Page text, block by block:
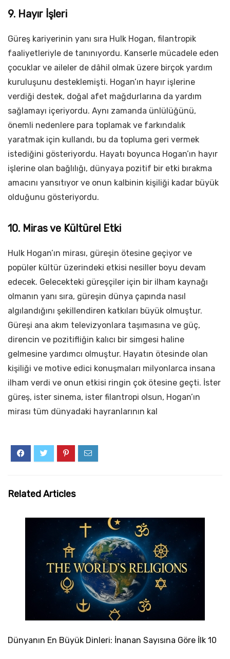
9. Hayır İşleri
Güreş kariyerinin yanı sıra Hulk Hogan, filantropik
faaliyetleriyle de tanınıyordu. Kanserle mücadele eden
çocuklar ve aileler de dâhil olmak üzere birçok yardım
kuruluşunu desteklemişti. Hogan’ın hayır işlerine
verdiği destek, doğal afet mağdurlarına da yardım
sağlamayı içeriyordu. Aynı zamanda ünlülüğünü,
önemli nedenlere para toplamak ve farkındalık
yaratmak için kullandı, bu da topluma geri vermek
istediğini gösteriyordu. Hayatı boyunca Hogan’ın hayır
işlerine olan bağlılığı, dünyaya pozitif bir etki bırakma
amacını yansıtıyor ve onun kalbinin kişiliği kadar büyük
olduğunu gösteriyordu.
10. Miras ve Kültürel Etki
Hulk Hogan’ın mirası, güreşin ötesine geçiyor ve
popüler kültür üzerindeki etkisi nesiller boyu devam
edecek. Gelecekteki güreşçiler için bir ilham kaynağı
olmanın yanı sıra, güreşin dünya çapında nasıl
algılandığını şekillendiren katkıları büyük olmuştur.
Güreşi ana akım televizyonlara taşımasına ve güç,
direncin ve pozitifliğin kalıcı bir simgesi haline
gelmesine yardımcı olmuştur. Hayatın ötesinde olan
kişiliği ve motive edici konuşmaları milyonlarca insana
ilham verdi ve onun etkisi ringin çok ötesine geçti. İster
güreş, ister sinema, ister filantropi olsun, Hogan’ın
mirası tüm dünyadaki hayranlarının kal
Related Articles
Dünyanın En Büyük Dinleri: İnanan Sayısına Göre İlk 10